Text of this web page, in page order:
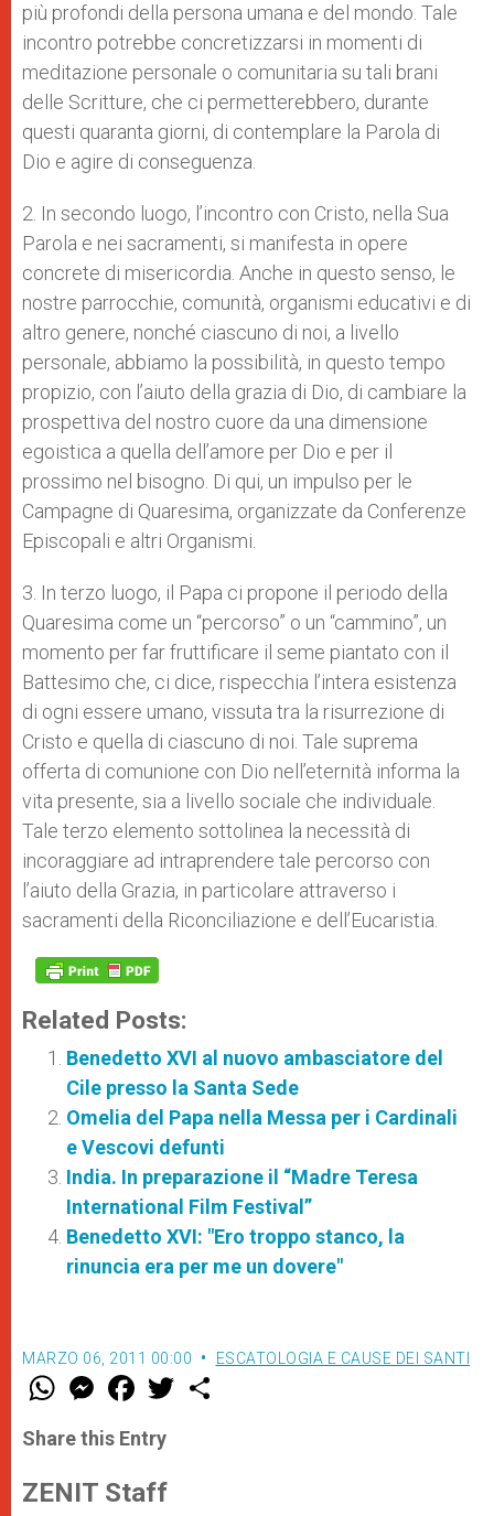
più profondi della persona umana e del mondo. Tale
incontro potrebbe concretizzarsi in momenti di
meditazione personale o comunitaria su tali brani
delle Scritture, che ci permetterebbero, durante
questi quaranta giorni, di contemplare la Parola di
Dio e agire di conseguenza.
2. In secondo luogo, l’incontro con Cristo, nella Sua
Parola e nei sacramenti, si manifesta in opere
concrete di misericordia. Anche in questo senso, le
nostre parrocchie, comunità, organismi educativi e di
altro genere, nonché ciascuno di noi, a livello
personale, abbiamo la possibilità, in questo tempo
propizio, con l’aiuto della grazia di Dio, di cambiare la
prospettiva del nostro cuore da una dimensione
egoistica a quella dell’amore per Dio e per il
prossimo nel bisogno. Di qui, un impulso per le
Campagne di Quaresima, organizzate da Conferenze
Episcopali e altri Organismi.
3. In terzo luogo, il Papa ci propone il periodo della
Quaresima come un “percorso” o un “cammino”, un
momento per far fruttificare il seme piantato con il
Battesimo che, ci dice, rispecchia l’intera esistenza
di ogni essere umano, vissuta tra la risurrezione di
Cristo e quella di ciascuno di noi. Tale suprema
offerta di comunione con Dio nell’eternità informa la
vita presente, sia a livello sociale che individuale.
Tale terzo elemento sottolinea la necessità di
incoraggiare ad intraprendere tale percorso con
l’aiuto della Grazia, in particolare attraverso i
sacramenti della Riconciliazione e dell’Eucaristia.
Related Posts:
Benedetto XVI al nuovo ambasciatore del
Cile presso la Santa Sede
Omelia del Papa nella Messa per i Cardinali
e Vescovi defunti
India. In preparazione il “Madre Teresa
International Film Festival”
Benedetto XVI: "Ero troppo stanco, la
rinuncia era per me un dovere"
MARZO 06, 2011 00:00 ESCATOLOGIA E CAUSE DEI SANTI
W
t
s
p
p
M
e
s
e
g
e
F
a
e
b
o
k
w
Share this Entry
ZENIT Staff